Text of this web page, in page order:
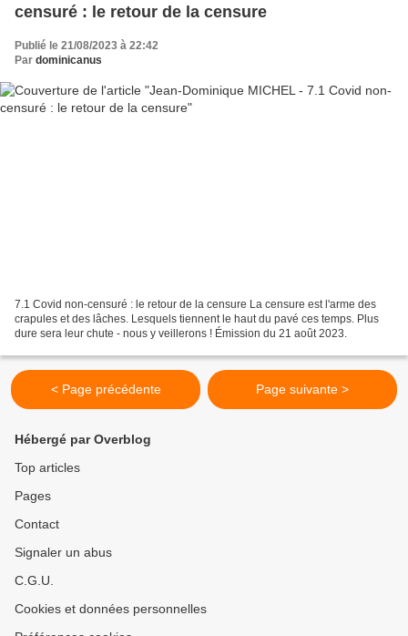
censuré : le retour de la censure
Publié le 21/08/2023 à 22:42
Par dominicanus
7.1 Covid non-censuré : le retour de la censure La censure est l'arme des
crapules et des lâches. Lesquels tiennent le haut du pavé ces temps. Plus
dure sera leur chute - nous y veillerons ! Émission du 21 août 2023.
< Page précédente Page suivante >
Hébergé par Overblog
Top articles
Pages
Contact
Signaler un abus
C.G.U.
Cookies et données personnelles